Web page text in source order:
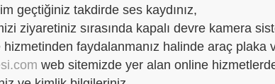
geçtiğiniz takdirde ses kaydınız,
ziyaretiniz sırasında kapalı devre kamera
faydalanmanız halinde araç plaka
web sitemizde yer alan online